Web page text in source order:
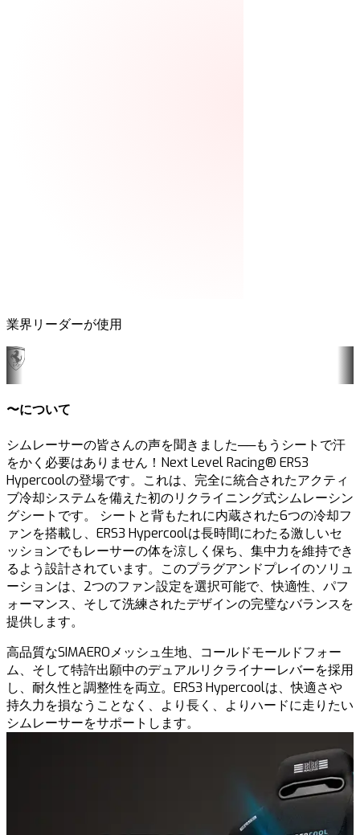
業界リーダーが使用
〜について
シムレーサーの皆さんの声を聞きました──もうシートで汗
をかく必要はありません！Next Level Racing® ERS3
Hypercoolの登場です。これは、完全に統合されたアクティ
ブ冷却システムを備えた初のリクライニング式シムレーシン
グシートです。 シートと背もたれに内蔵された6つの冷却フ
ァンを搭載し、ERS3 Hypercoolは長時間にわたる激しいセ
ッションでもレーサーの体を涼しく保ち、集中力を維持でき
るよう設計されています。このプラグアンドプレイのソリュ
ーションは、2つのファン設定を選択可能で、快適性、パフ
ォーマンス、そして洗練されたデザインの完璧なバランスを
提供します。
高品質なSIMAEROメッシュ生地、コールドモールドフォー
ム、そして特許出願中のデュアルリクライナーレバーを採用
し、耐久性と調整性を両立。ERS3 Hypercoolは、快適さや
持久力を損なうことなく、より長く、よりハードに走りたい
シムレーサーをサポートします。